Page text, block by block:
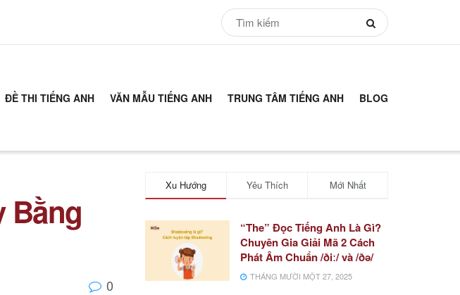
ĐỀ THI TIẾNG ANH VĂN MẪU TIẾNG ANH TRUNG TÂM TIẾNG ANH BLOG
Bằng
0
Xu Hướng Yêu Thích Mới Nhất
“The” Đọc Tiếng Anh Là Gì?
Chuyên Gia Giải Mã 2 Cách
Phát Âm Chuẩn /ðiː/ và /ðə/
THÁNG MƯỜI MỘT 27, 2025